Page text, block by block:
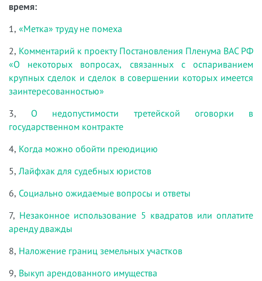
время:
1, «Метка» труду не помеха
2, Комментарий к проекту Постановления Пленума ВАС РФ
«О некоторых вопросах, связанных с оспариванием
крупных сделок и сделок в совершении которых имеется
заинтересованностью»
3,О недопустимости третейской оговорки в
государственном контракте
4, Когда можно обойти преюдицию
5, Лайфхак для судебных юристов
6, Социально ожидаемые вопросы и ответы
7, Незаконное использование 5 квадратов или оплатите
аренду дважды
8, Наложение границ земельных участков
9, Выкуп арендованного имущества